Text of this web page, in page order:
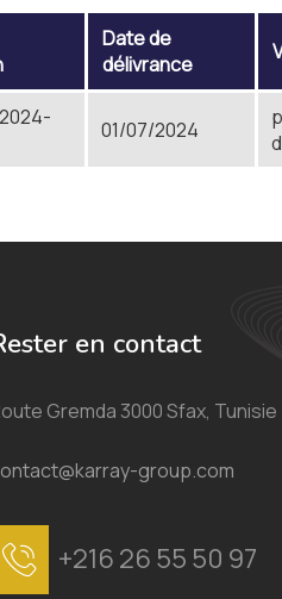
Date de
délivrance
01/07/2024
en contact
Gremda 3000 Sfax, Tunisie
group.com
+216 26 55 50 97